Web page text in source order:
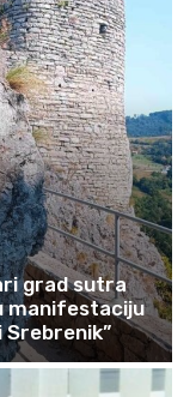
grad sutra
manifestaciju